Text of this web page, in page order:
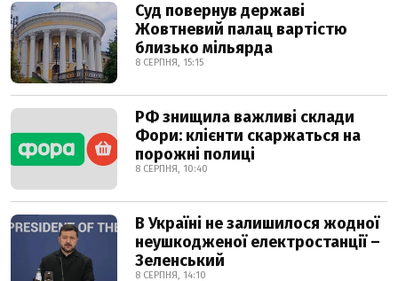
Суд повернув державі
Жовтневий палац вартістю
близько мільярда
8 СЕРПНЯ, 15:15
РФ знищила важливі склади
Фори: клієнти скаржаться на
порожні полиці
8 СЕРПНЯ, 10:40
В Україні не залишилося жодної
неушкодженої електростанції –
Зеленський
8 СЕРПНЯ, 14:10